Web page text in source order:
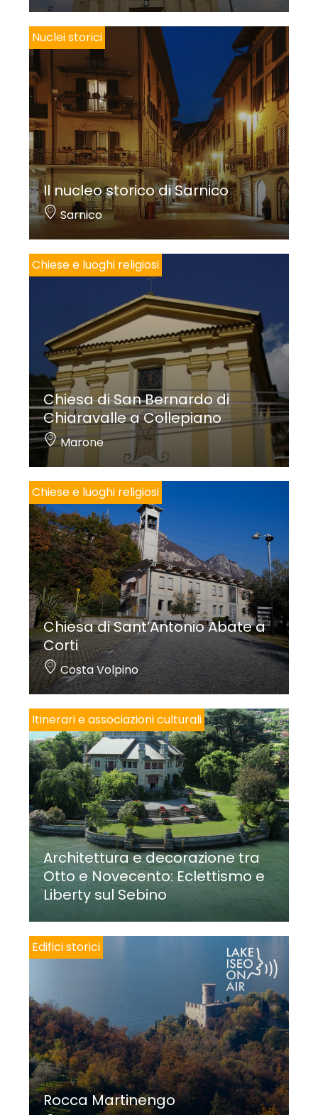
Nuclei storici
Il nucleo storico di Sarnico
Sarnico
Chiese e luoghi religiosi
Chiesa di San Bernardo di
Chiaravalle a Collepiano
Marone
Chiese e luoghi religiosi
Chiesa di Sant’Antonio Abate a
Corti
Costa Volpino
Itinerari e associazioni culturali
Architettura e decorazione tra
Otto e Novecento: Eclettismo e
Liberty sul Sebino
Edifici storici
Rocca Martinengo